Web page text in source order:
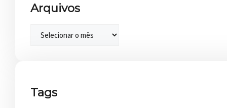
Arquivos
Tags